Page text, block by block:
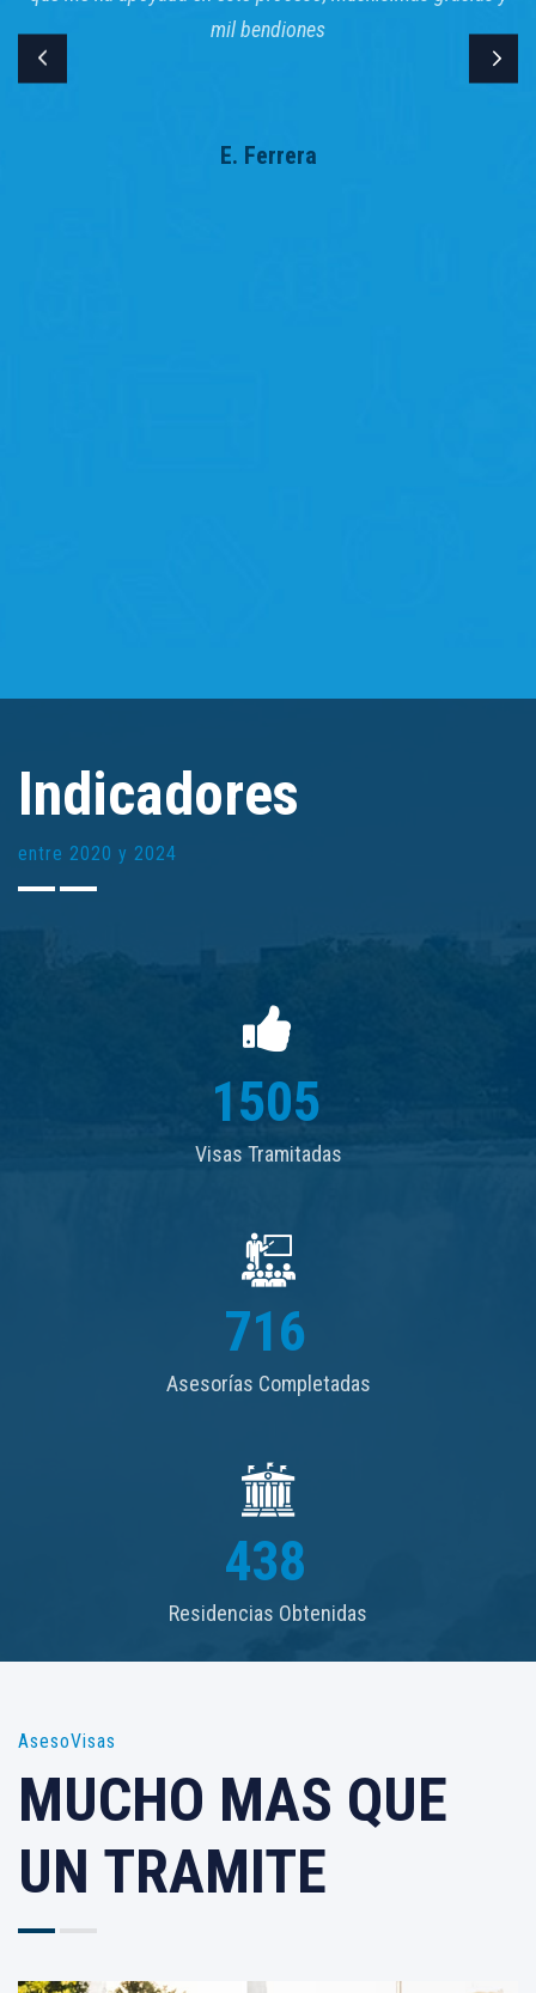
mil bendiones
E. Ferrera
Indicadores
entre 2020 y 2024
1505
Visas Tramitadas
716
Asesorías Completadas
438
Residencias Obtenidas
AsesoVisas
MUCHO MAS QUE
UN TRAMITE